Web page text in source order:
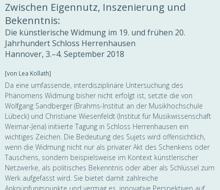
Zwischen Eigennutz, Inszenierung und
Bekenntnis:
Die künstlerische Widmung im 19. und frühen 20.
Jahrhundert Schloss Herrenhausen
Hannover, 3.–4. September 2018
[von Lea Kollath]
Da eine umfassende, interdisziplinäre Untersuchung des
Phänomens Widmung bisher nicht erfolgt ist, setzte die von
Wolfgang Sandberger (Brahms-Institut an der Musikhochschule
Lübeck) und Christiane Wiesenfeldt (Institut für Musikwissenschaft
Weimar-Jena) initiierte Tagung in Schloss Herrenhausen ein
wichtiges Zeichen. Die Bedeutung des Sujets wird offensichtlich,
wenn die Widmung nicht nur als privater Akt des Schenkens oder
Tauschens, sondern beispielsweise im Kontext künstlerischer
Netzwerke, als politisches Bekenntnis oder aber als Schlüssel zum
Werk aufgefasst wird. Sie bietet damit zahlreiche